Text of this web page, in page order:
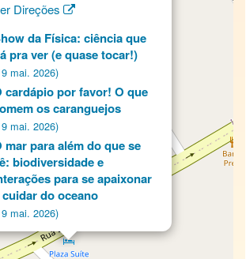
Direções
da Física: ciência que
pra ver (e quase tocar!)
mai. 2026)
cardápio por favor! O que
os caranguejos
mai. 2026)
mar para além do que se
biodiversidade e
para se apaixonar
cuidar do oceano
mai. 2026)